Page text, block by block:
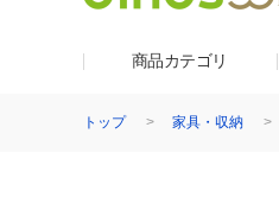
商品カテゴリ
トップ 家具・収納